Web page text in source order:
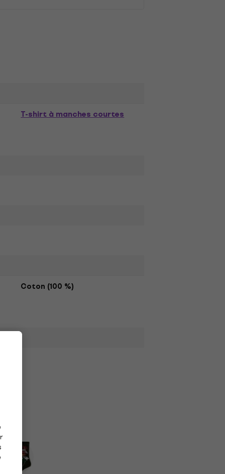
T-shirt à manches courtes
Coton (100 %)